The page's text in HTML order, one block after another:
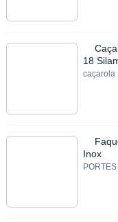
18
caçarola
Inox